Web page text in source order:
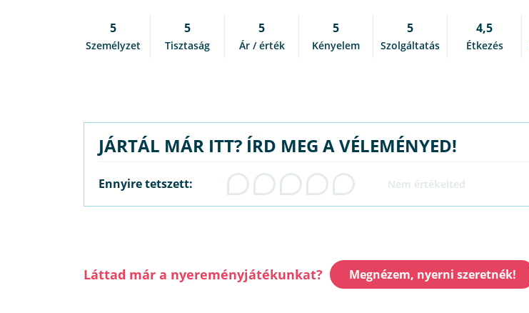
5
Személyzet
5
Tisztaság
5
Ár / érték
5
Kényelem
5
Szolgáltatás
4,5
Étkezés
JÁRTÁL MÁR ITT? ÍRD MEG A VÉLEMÉNYED!
Ennyire tetszett:
Láttad már a nyereményjátékunkat? Megnézem, nyerni szeretnék!